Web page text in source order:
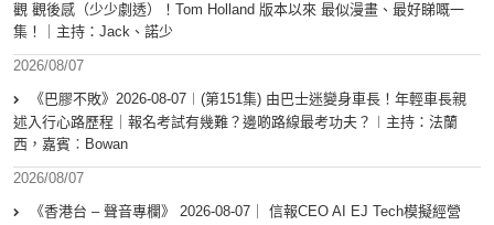
觀 觀後感（少少劇透）！Tom Holland 版本以來 最似漫畫、最好睇嘅一
集！｜主持：Jack、諾少
2026/08/07
《巴膠不敗》2026-08-07︱(第151集) 由巴士迷變身車長！年輕車長親
述入行心路歷程｜報名考試有幾難？邊啲路線最考功夫？︱主持：法蘭
西，嘉賓︰Bowan
2026/08/07
《香港台 – 聲音專欄》 2026-08-07｜ 信報CEO AI EJ Tech模擬經營